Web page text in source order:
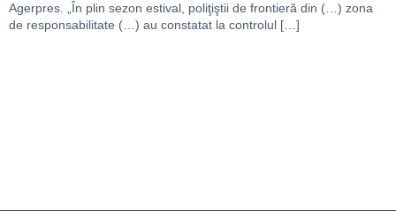
Agerpres. „În plin sezon estival, poliţiştii de frontieră din (…) zona
de responsabilitate (…) au constatat la controlul […]